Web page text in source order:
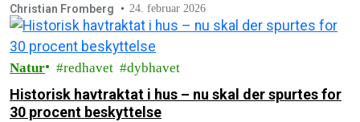
den højaktuelle bog.
Christian Fromberg 24. februar 2026
Natur redhavet dybhavet
Historisk havtraktat i hus – nu skal der spurtes for
30 procent beskyttelse